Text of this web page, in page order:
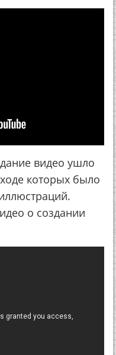
видео ушло
которых было
о создании